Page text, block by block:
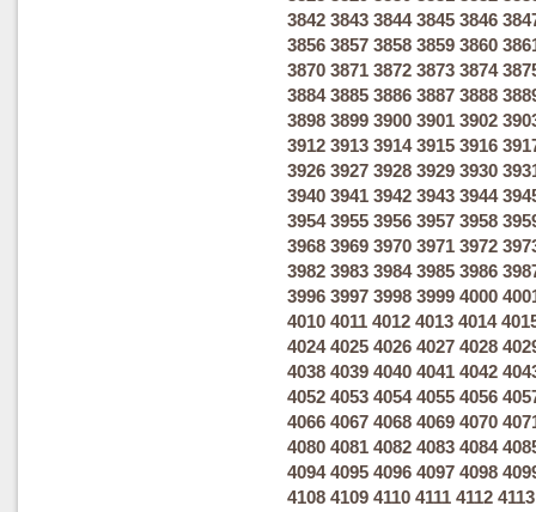
3842 3843 3844 3845 3846
3856 3857 3858 3859 3860
3870 3871 3872 3873 3874
3884 3885 3886 3887 3888
3898 3899 3900 3901 3902
3912 3913 3914 3915 3916
3926 3927 3928 3929 3930
3940 3941 3942 3943 3944
3954 3955 3956 3957 3958
3968 3969 3970 3971 3972
3982 3983 3984 3985 3986
3996 3997 3998 3999 4000
4010 4011 4012 4013 4014
4024 4025 4026 4027 4028
4038 4039 4040 4041 4042
4052 4053 4054 4055 4056
4066 4067 4068 4069 4070
4080 4081 4082 4083 4084
4094 4095 4096 4097 4098
4108 4109 4110 4111 4112 4113